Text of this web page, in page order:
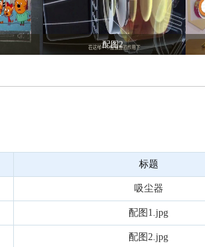
配图2
标题
吸尘器
配图1.jpg
配图2.jpg